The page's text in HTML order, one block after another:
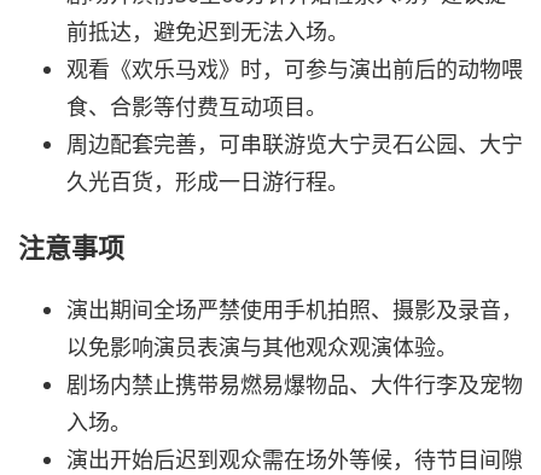
前抵达，避免迟到无法入场。
观看《欢乐马戏》时，可参与演出前后的动物喂
食、合影等付费互动项目。
周边配套完善，可串联游览大宁灵石公园、大宁
久光百货，形成一日游行程。
注意事项
演出期间全场严禁使用手机拍照、摄影及录音，
以免影响演员表演与其他观众观演体验。
剧场内禁止携带易燃易爆物品、大件行李及宠物
入场。
演出开始后迟到观众需在场外等候，待节目间隙